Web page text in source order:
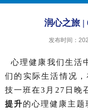
润心之旅 |
发布时间：
心理健康我们生活
们的实际生活情况
技一班在3月27日晚
提升的心理健康主题